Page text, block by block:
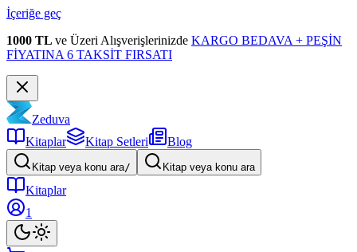
İçeriğe geç
1000 TL ve Üzeri Alışverişlerinizde KARGO BEDAVA + PEŞİN
FİYATINA 6 TAKSİT FIRSATI
Zeduva
Kitaplar
Kitap Setleri Blog
Kitap veya konu ara/ Kitap veya konu ara
Kitaplar
1